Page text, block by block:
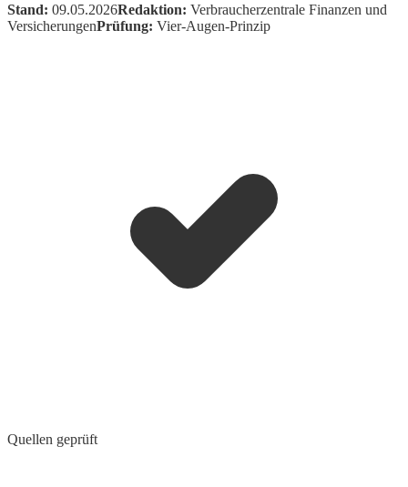
Stand: 09.05.2026Redaktion: Verbraucherzentrale Finanzen und
VersicherungenPrüfung: Vier-Augen-Prinzip
Quellen geprüft